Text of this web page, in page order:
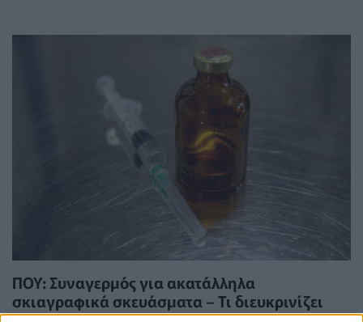
ΠΟΥ: Συναγερμός για ακατάλληλα
σκιαγραφικά σκευάσματα – Τι διευκρινίζει